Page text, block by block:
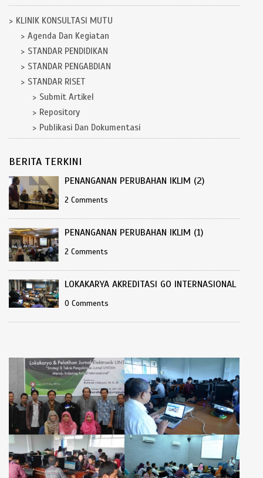
KLINIK KONSULTASI MUTU
Agenda Dan Kegiatan
STANDAR PENDIDIKAN
STANDAR PENGABDIAN
STANDAR RISET
Submit Artikel
Repository
Publikasi Dan Dokumentasi
BERITA TERKINI
PENANGANAN PERUBAHAN IKLIM (2)
2 Comments
PENANGANAN PERUBAHAN IKLIM (1)
2 Comments
LOKAKARYA AKREDITASI GO INTERNASIONAL
0 Comments